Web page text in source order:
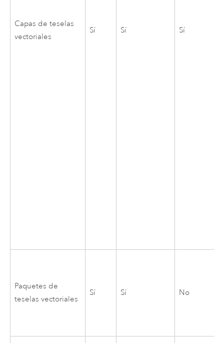
Capas de teselas
vectoriales
Sí Sí Sí
Paquetes de
teselas vectoriales
Sí Sí No